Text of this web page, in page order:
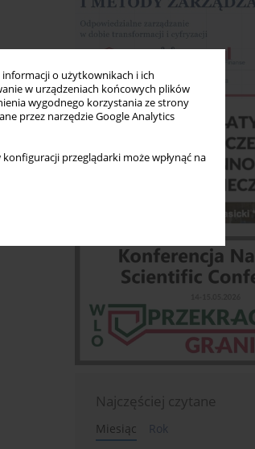
o użytkownikach i ich
w urządzeniach końcowych plików
wygodnego korzystania ze strony
przez narzędzie Google Analytics
przeglądarki może wpłynąć na
Najczęściej czytane
Miesiąc
Rok